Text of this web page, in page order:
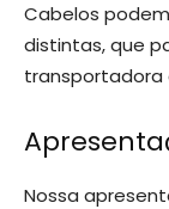
Cabelos
distintas, que
Nossa